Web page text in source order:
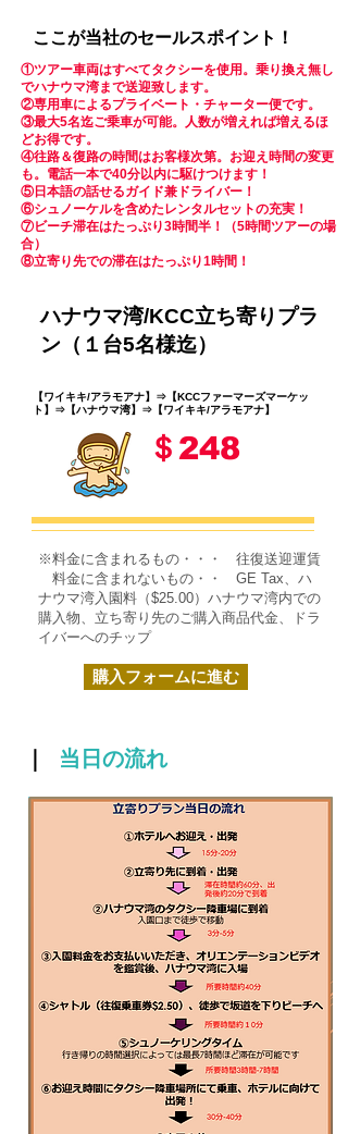
ここが当社のセールスポイント！
①ツアー車両はすべてタクシーを使用。乗り換え無し
でハナウマ湾まで送迎致します。
②専用車によるプライベート・チャーター便です。
③最大5名迄ご乗車が可能。人数が増えれば増えるほ
どお得です。
④往路＆復路の時間はお客様次第。お迎え時間の変更
も。電話一本で40分以内に駆けつけます！
⑤日本語の話せるガイド兼ドライバー！
⑥シュノーケルを含めたレンタルセットの充実！
⑦ビーチ滞在はたっぷり3時間半！（5時間ツアーの場
合）
⑧立寄り先での滞在はたっぷり1時間！
ハナウマ湾/KCC立ち寄りプラ
ン（１台5名様迄）
【ワイキキ/アラモアナ】⇒【KCCファーマーズマーケッ
ト】⇒【ハナウマ湾】⇒【ワイキキ/アラモアナ】
＄248
※料金に含まれるもの・・・ 往復送迎運賃
料金に含まれないもの・・ GE Tax、ハ
ナウマ湾入園料（$25.00）ハナウマ湾内での
購入物、立ち寄り先のご購入商品代金、ドラ
イバーへのチップ
購入フォームに進む
当日の流れ